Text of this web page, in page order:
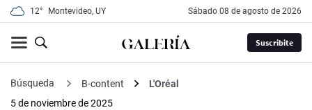
12° Montevideo, UY sábado 08 de agosto de 2026
Suscribite
Búsqueda B-content
L'Oréal
5 de noviembre de 2025